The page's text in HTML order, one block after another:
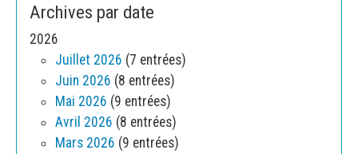
Archives par date
2026
Juillet 2026 (7 entrées)
Juin 2026 (8 entrées)
Mai 2026 (9 entrées)
Avril 2026 (8 entrées)
Mars 2026 (9 entrées)